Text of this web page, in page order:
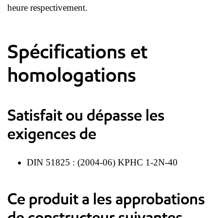
heure respectivement.
Spécifications et
homologations
Satisfait ou dépasse les
exigences de
DIN 51825 : (2004-06) KPHC 1-2N-40
Ce produit a les approbations